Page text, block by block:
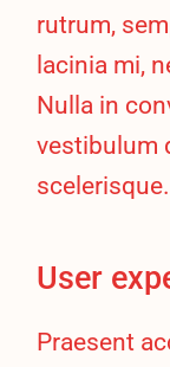
rutrum,
lacinia mi,
Nulla in
vestibulum
scelerisque.
User
Praesent